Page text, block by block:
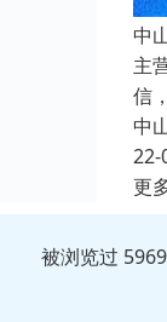
中
主
信
中
22-
更
被浏览过